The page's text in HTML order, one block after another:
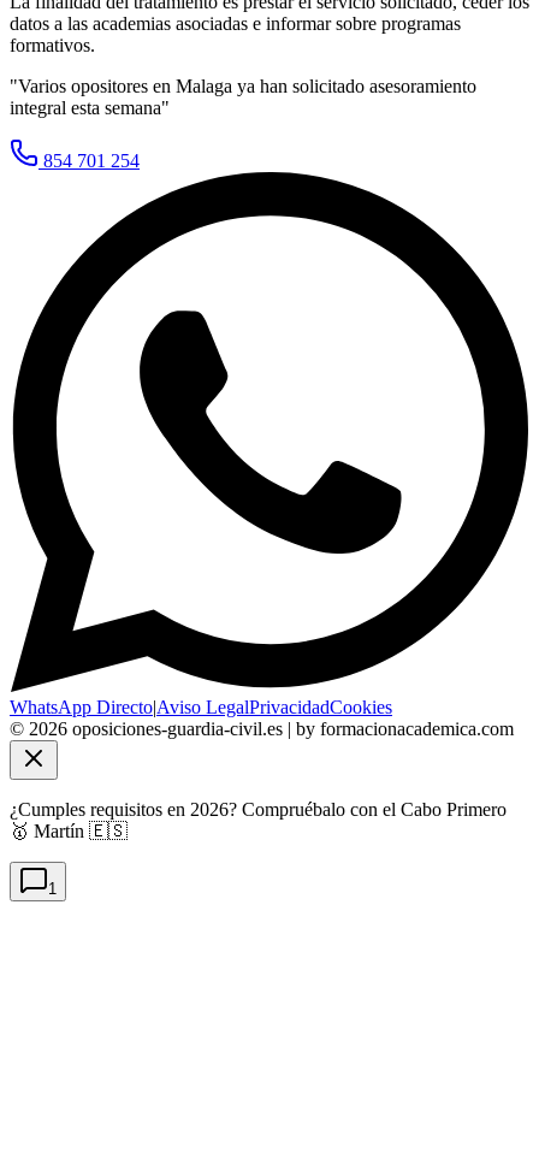
datos a las academias asociadas e informar sobre programas
formativos.
"Varios opositores en Malaga ya han solicitado asesoramiento
integral esta semana"
854 701 254
WhatsApp Directo|Aviso LegalPrivacidadCookies
© 2026 oposiciones-guardia-civil.es | by formacionacademica.com
¿Cumples requisitos en 2026? Compruébalo con el Cabo Primero
🥇 Martín 🇪🇸
1